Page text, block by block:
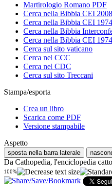
Martirologio Romano PDF
Cerca nella Bibbia CEI 2008
Cerca nella Bibbia CEI 1974
Cerca nella Bibbia
Cerca nella Bibbia CEI
Cerca sul sito vaticano
Cerca nel CCC
Cerca nel CDC
Cerca sul sito Treccani
Stampa/esporta
Crea un libro
Scarica come PDF
Versione stampabile
Aspetto
sposta nella barra laterale
Da Cathopedia, l'enciclopedia
100%